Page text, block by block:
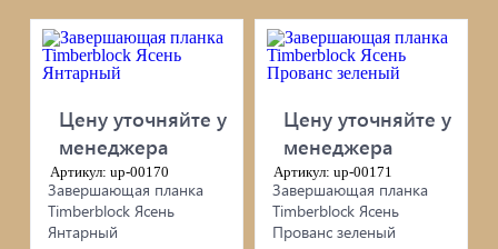
черепица...
Элементы ковки
Лакокрасочные материалы
Электро-бензо инструменты
Ручной инструмент
Цену уточняйте у
менеджера
Артикул: up-00170
Завершающая планка
Timberblock Ясень
Янтарный
Цену уточняйте у
менеджера
Артикул: up-00171
Завершающая планка
Timberblock Ясень
Прованс зеленый